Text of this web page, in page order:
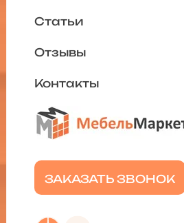
ЗАКАЗАТЬ ЗВОНОК
Статьи
Отзывы
Контакты